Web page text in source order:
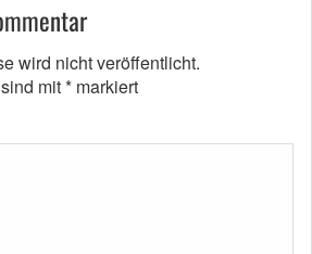
wird nicht veröffentlicht.
mit* markiert